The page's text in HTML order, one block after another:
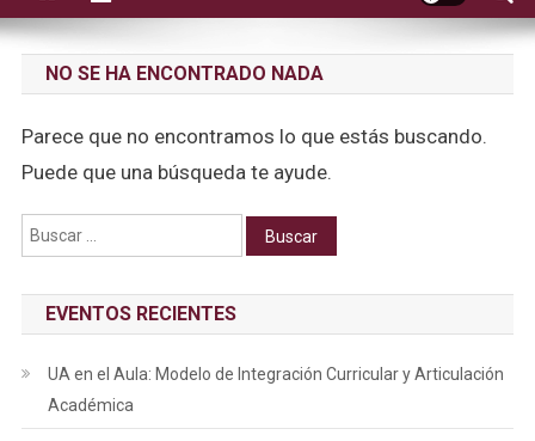
NO SE HA ENCONTRADO NADA
Parece que no encontramos lo que estás buscando.
Puede que una búsqueda te ayude.
Buscar:
EVENTOS RECIENTES
UA en el Aula: Modelo de Integración Curricular y Articulación
Académica